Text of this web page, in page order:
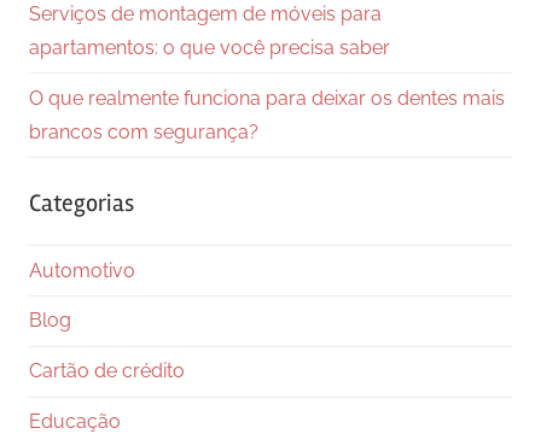
Serviços de montagem de móveis para
apartamentos: o que você precisa saber
O que realmente funciona para deixar os dentes mais
brancos com segurança?
Categorias
Automotivo
Blog
Cartão de crédito
Educação